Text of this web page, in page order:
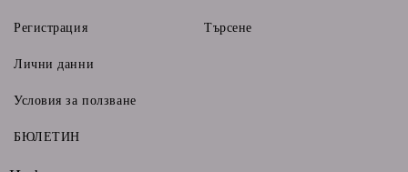
Регистрация Търсене
Лични данни
Условия за ползване
БЮЛЕТИН